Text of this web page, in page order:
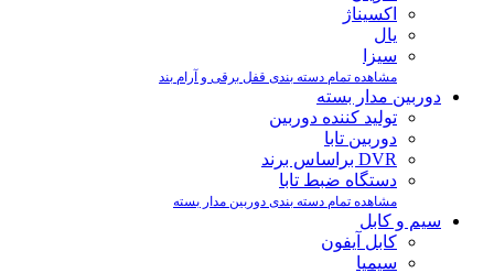
اکسیناژ
یال
سیزا
مشاهده تمام دسته بندی قفل برقی و آرام بند
دوربین مدار بسته
تولید کننده دوربین
دوربین تابا
DVR براساس برند
دستگاه ضبط تابا
مشاهده تمام دسته بندی دوربین مدار بسته
سیم و کابل
کابل آیفون
سیمیا